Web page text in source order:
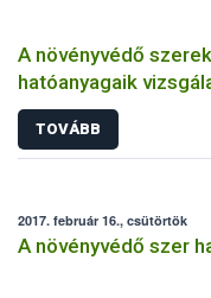
A növényvédő
hatóanyagaik
TOVÁBB
2017. február 16., csütörtök
A növényvédő szer